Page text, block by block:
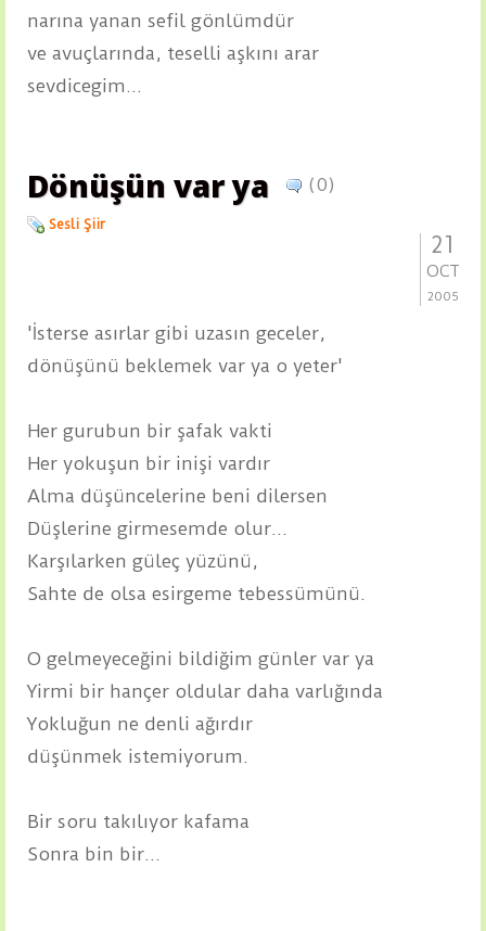
narına yanan sefil gönlümdür
ve avuçlarında, teselli aşkını arar
sevdicegim...
Dönüşün var ya (0)
Sesli Şiir
21
OCT
2005
'İsterse asırlar gibi uzasın geceler,
dönüşünü beklemek var ya o yeter'
Her gurubun bir şafak vakti
Her yokuşun bir inişi vardır
Alma düşüncelerine beni dilersen
Düşlerine girmesemde olur...
Karşılarken güleç yüzünü,
Sahte de olsa esirgeme tebessümünü.
O gelmeyeceğini bildiğim günler var ya
Yirmi bir hançer oldular daha varlığında
Yokluğun ne denli ağırdır
düşünmek istemiyorum.
Bir soru takılıyor kafama
Sonra bin bir...